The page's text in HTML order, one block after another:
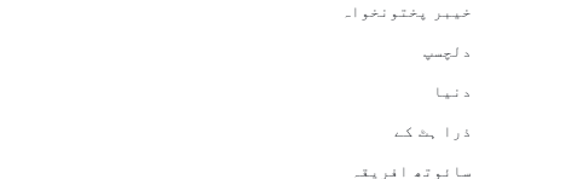
خیبر پختونخواہ
دلچسپ
دنیا
ذرا ہٹ کے
سائوتھ افریقہ